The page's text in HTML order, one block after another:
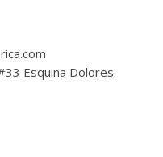
Esquina Dolores